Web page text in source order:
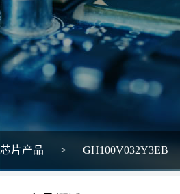
芯片产品 > GH100V032Y3EB